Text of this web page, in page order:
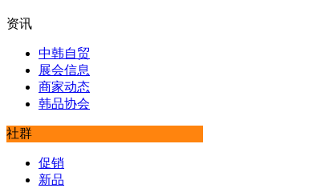
资讯
中韩自贸
展会信息
商家动态
韩品协会
社群
促销
新品